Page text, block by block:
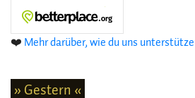
❤️ Mehr darüber, wie du uns
» Gestern «